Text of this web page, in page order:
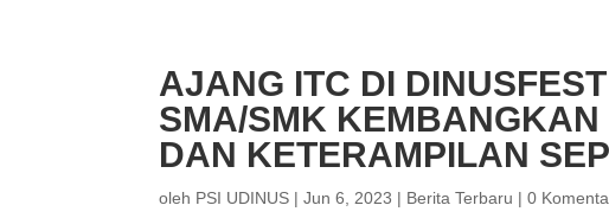
AJANG ITC DI
SMA/SMK KEMBANGKAN
DAN KETERAMPILAN
oleh PSI UDINUS |Jun 6, 2023 | Berita Terbaru |0